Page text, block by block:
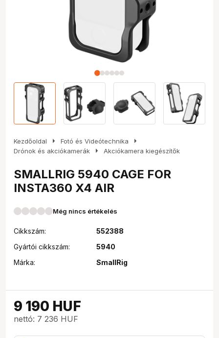
Kezdőoldal arrow_right Fotó és Videótechnika arrow_right
Drónok és akciókamerák arrow_right Akciókamera kiegészítők
SMALLRIG 5940 CAGE FOR
INSTA360 X4 AIR
Még nincs értékelés
Cikkszám:
552388
Gyártói cikkszám:
5940
Márka:
SmallRig
9 190 HUF
nettó: 7 236 HUF